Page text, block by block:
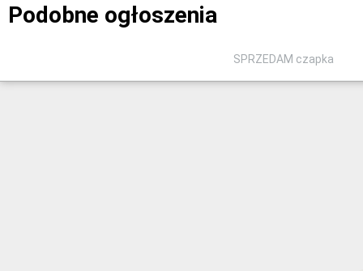
Podobne ogłoszenia
SPRZEDAM czapka